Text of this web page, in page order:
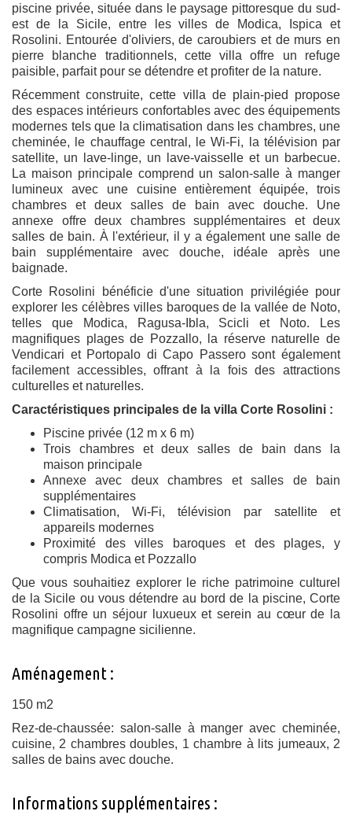
piscine privée, située dans le paysage pittoresque du sud-
est de la Sicile, entre les villes de Modica, Ispica et
Rosolini. Entourée d'oliviers, de caroubiers et de murs en
pierre blanche traditionnels, cette villa offre un refuge
paisible, parfait pour se détendre et profiter de la nature.
Récemment construite, cette villa de plain-pied propose
des espaces intérieurs confortables avec des équipements
modernes tels que la climatisation dans les chambres, une
cheminée, le chauffage central, le Wi-Fi, la télévision par
satellite, un lave-linge, un lave-vaisselle et un barbecue.
La maison principale comprend un salon-salle à manger
lumineux avec une cuisine entièrement équipée, trois
chambres et deux salles de bain avec douche. Une
annexe offre deux chambres supplémentaires et deux
salles de bain. À l'extérieur, il y a également une salle de
bain supplémentaire avec douche, idéale après une
baignade.
Corte Rosolini bénéficie d'une situation privilégiée pour
explorer les célèbres villes baroques de la vallée de Noto,
telles que Modica, Ragusa-Ibla, Scicli et Noto. Les
magnifiques plages de Pozzallo, la réserve naturelle de
Vendicari et Portopalo di Capo Passero sont également
facilement accessibles, offrant à la fois des attractions
culturelles et naturelles.
Caractéristiques principales de la villa Corte Rosolini :
Piscine privée (12 m x 6 m)
Trois chambres et deux salles de bain dans la
maison principale
Annexe avec deux chambres et salles de bain
supplémentaires
Climatisation, Wi-Fi, télévision par satellite et
appareils modernes
Proximité des villes baroques et des plages, y
compris Modica et Pozzallo
Que vous souhaitiez explorer le riche patrimoine culturel
de la Sicile ou vous détendre au bord de la piscine, Corte
Rosolini offre un séjour luxueux et serein au cœur de la
magnifique campagne sicilienne.
Aménagement :
150 m2
Rez-de-chaussée: salon-salle à manger avec cheminée,
cuisine, 2 chambres doubles, 1 chambre à lits jumeaux, 2
salles de bains avec douche.
Informations supplémentaires :